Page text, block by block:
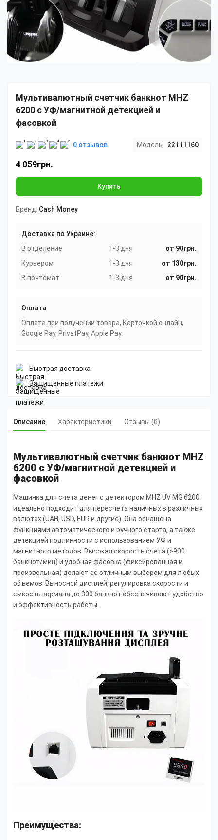
Мультивалютный счетчик банкнот MHZ
6200 с УФ/магнитной детекцией и
фасовкой
0 отзывов Модель: 22111160
4 059грн.
Купить
Бренд: Cash Money
Доставка по Украине:
В отделение
1-3 дня
от 90грн.
Курьером
1-3 дня
от 130грн.
В почтомат
1-3 дня от 90грн.
Оплата
Оплата при получении товара, Карточкой онлайн,
Google Pay, PrivatPay, Apple Pay
Быстрая доставка
Защищенные платежи
Описание Характеристики Отзывы (0)
Мультивалютный счетчик банкнот MHZ
6200 с УФ/магнитной детекцией и
фасовкой
Машинка для счета денег с детектором MHZ UV MG 6200
идеально подходит для пересчета наличных в различных
валютах (UAH, USD, EUR и другие). Она оснащена
функциями автоматического и ручного старта, а также
детекцией подлинности с использованием УФ и
магнитного методов. Высокая скорость счета (>900
банкнот/мин) и удобная фасовка (фиксированная и
произвольная) делают её отличным выбором для любых
объемов. Выносной дисплей, регулировка скорости и
емкость кармана до 300 банкнот обеспечивают удобство
и эффективность работы.
Преимущества: